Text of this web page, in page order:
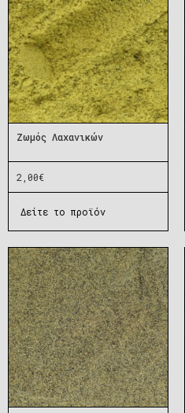
Ζωμός Λαχανικών
2,00€
Δείτε το προϊόν